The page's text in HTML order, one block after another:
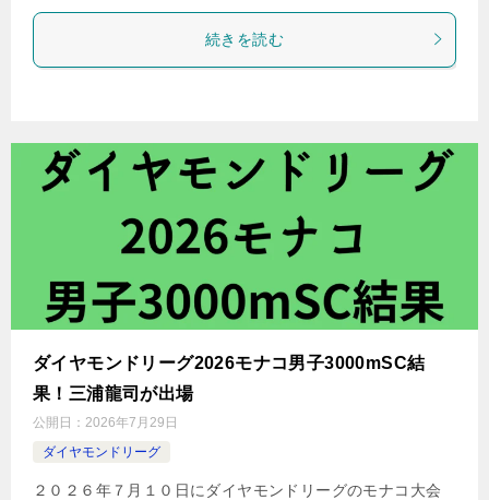
続きを読む
ダイヤモンドリーグ2026モナコ男子3000mSC結
果！三浦龍司が出場
公開日： 2026年7月29日
ダイヤモンドリーグ
２０２６年７月１０日にダイヤモンドリーグのモナコ大会